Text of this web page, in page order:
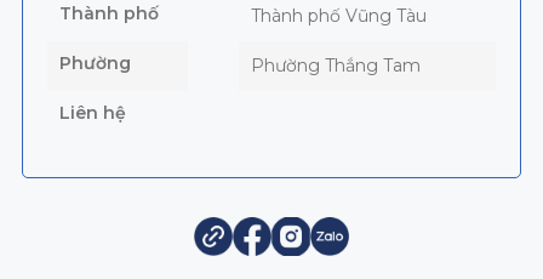
Thành phố Thành phố Vũng Tàu
Phường Phường Thắng Tam
Liên hệ